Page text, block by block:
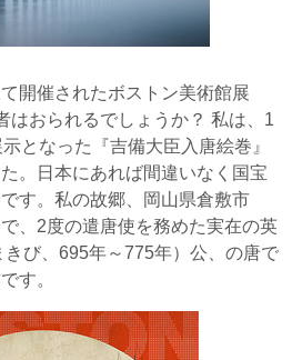
開催されたボストン美術館展
はおられるでしょうか？ 私は、1
となった『吉備大臣入唐絵巻』
。日本にあれば間違いなく国宝
す。私の故郷、岡山県倉敷市
、2度の遣唐使を務めた実在の英
び、695年～775年）公、の唐で
す。